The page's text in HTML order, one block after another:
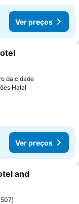
Ver preços
favoritos
da cidade
Halal
Ver preços
favoritos
and
507